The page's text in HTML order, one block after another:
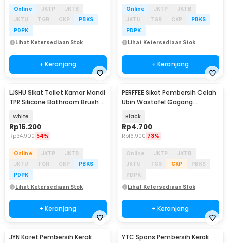
Online JKTP
JKTB
JKTU
TGR CKP
PBKS
PDPK
Lihat Ketersediaan Stok
+ Keranjang
Online JKTP
JKTB
JKTU
TGR CKP
PBKS
PDPK
Lihat Ketersediaan Stok
+ Keranjang
LJSHU Sikat Toilet Kamar Mandi
TPR Silicone Bathroom Brush -
White
Rp16.200
Rp34.900 54%
Online JKTP
JKTB
JKTU
TGR CKP
PBKS
PDPK
Lihat Ketersediaan Stok
+ Keranjang
PERFFEE Sikat Pembersih Celah
Ubin Wastafel Gagang
Black
Rp4.700
Rp16.900 73%
Online JKTP
JKTB
JKTU
TGR CKP
PBKS
PDPK
Lihat Ketersediaan Stok
+ Keranjang
JYN Karet Pembersih Kerak
Akan Datang
YTC Spons Pembersih Kerak